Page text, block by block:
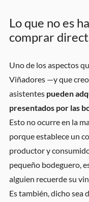
Lo que no es
comprar
Uno de los aspectos
Viñadores —y que
asistentes pueden
presentados por las
Esto no ocurre en la
porque establece un
productor y
pequeño bodeguero,
alguien recuerde su
Es también, dicho sea